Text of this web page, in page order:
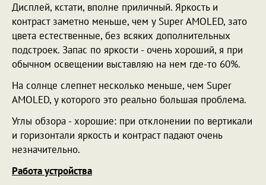
Дисплей, кстати, вполне приличный. Яркость и
контраст заметно меньше, чем у Super AMOLED, зато
цвета естественные, без всяких дополнительных
подстроек. Запас по яркости - очень хороший, я при
обычном освещении выставляю на нем где-то 60%.
На солнце слепнет несколько меньше, чем Super
AMOLED, у которого это реально большая проблема.
Углы обзора - хорошие: при отклонении по вертикали
и горизонтали яркость и контраст падают очень
незначительно.
Работа устройства